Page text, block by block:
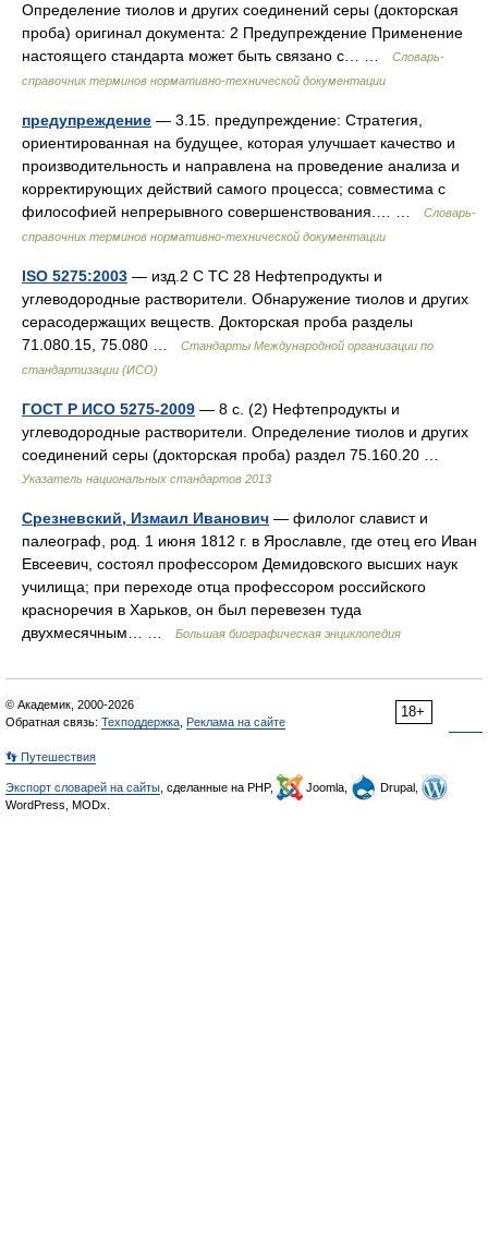
Определение тиолов и других соединений серы (докторская
проба) оригинал документа: 2 Предупреждение Применение
настоящего стандарта может быть связано с… …
Словарь-
справочник терминов нормативно-технической документации
предупреждение — 3.15. предупреждение: Стратегия,
ориентированная на будущее, которая улучшает качество и
производительность и направлена на проведение анализа и
корректирующих действий самого процесса; совместима с
философией непрерывного совершенствования.… …
Словарь-
справочник терминов нормативно-технической документации
ISO 5275:2003 — изд.2 C TC 28 Нефтепродукты и
углеводородные растворители. Обнаружение тиолов и других
серасодержащих веществ. Докторская проба разделы
71.080.15, 75.080 …
Стандарты Международной организации по
стандартизации (ИСО)
ГОСТ Р ИСО 5275-2009 — 8 с. (2) Нефтепродукты и
углеводородные растворители. Определение тиолов и других
соединений серы (докторская проба) раздел 75.160.20 …
Указатель национальных стандартов 2013
Срезневский, Измаил Иванович — филолог славист и
палеограф, род. 1 июня 1812 г. в Ярославле, где отец его Иван
Евсеевич, состоял профессором Демидовского высших наук
училища; при переходе отца профессором российского
красноречия в Харьков, он был перевезен туда
двухмесячным… …
Большая биографическая энциклопедия
18+
© Академик, 2000-2026
Обратная связь: Техподдержка Реклама на сайте
👣 Путешествия
Экспорт словарей на сайты , сделанные на PHP, Joomla,
Drupal,
WordPress, MODx.